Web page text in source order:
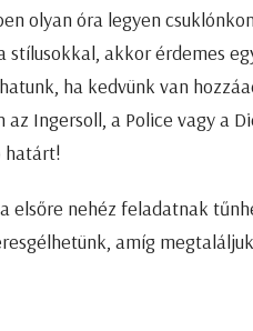
olyan óra legyen
akkor érdemes
ha kedvünk van
Ingersoll, a Police vagy a
határt!
elsőre nehéz feladatnak
amíg